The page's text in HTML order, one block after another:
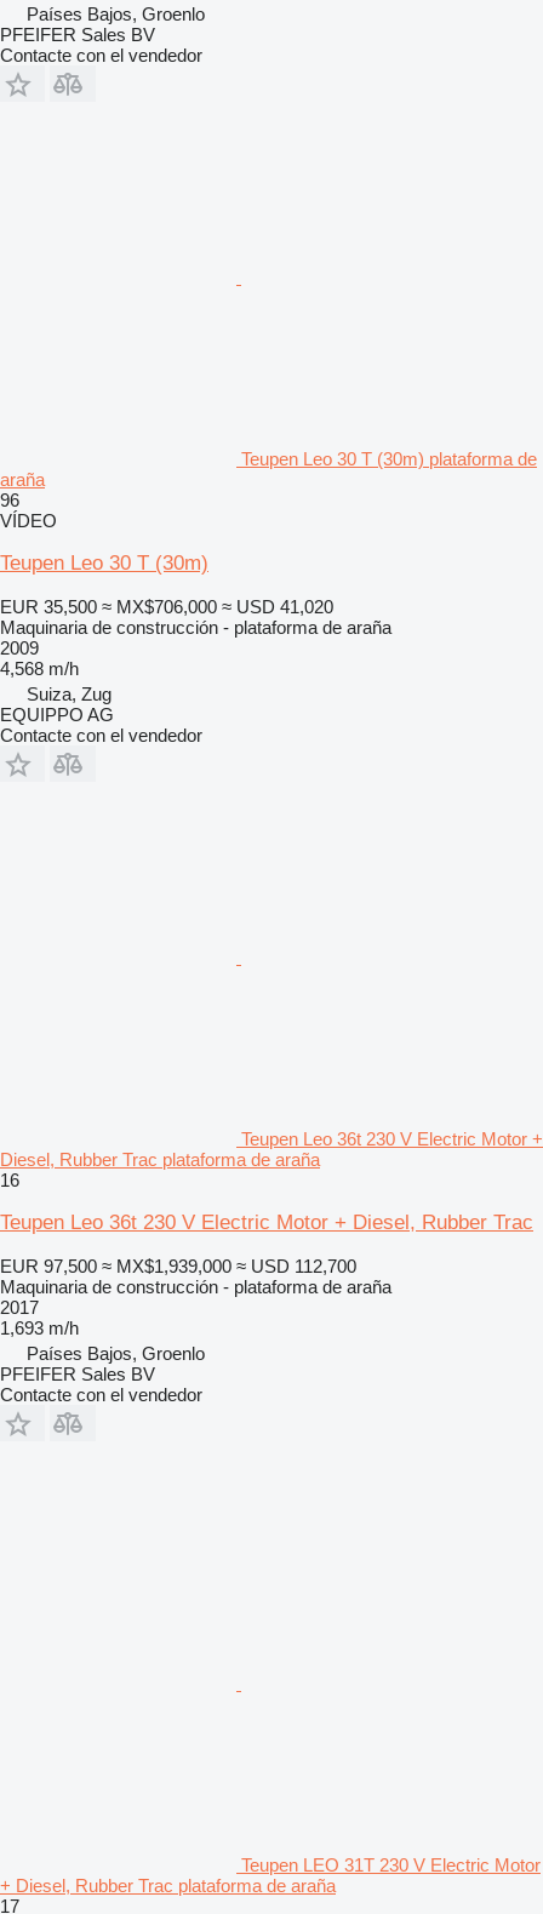
Países Bajos, Groenlo
PFEIFER Sales BV
Contacte con el vendedor
Teupen Leo 30 T (30m) plataforma de
araña
96
VÍDEO
Teupen Leo 30 T (30m)
EUR 35,500 ≈ MX$706,000 ≈ USD 41,020
Maquinaria de construcción - plataforma de araña
2009
4,568 m/h
Suiza, Zug
EQUIPPO AG
Contacte con el vendedor
Teupen Leo 36t 230 V Electric Motor +
Diesel, Rubber Trac plataforma de araña
16
Teupen Leo 36t 230 V Electric Motor + Diesel, Rubber Trac
EUR 97,500 ≈ MX$1,939,000 ≈ USD 112,700
Maquinaria de construcción - plataforma de araña
2017
1,693 m/h
Países Bajos, Groenlo
PFEIFER Sales BV
Contacte con el vendedor
Teupen LEO 31T 230 V Electric Motor
+ Diesel, Rubber Trac plataforma de araña
17